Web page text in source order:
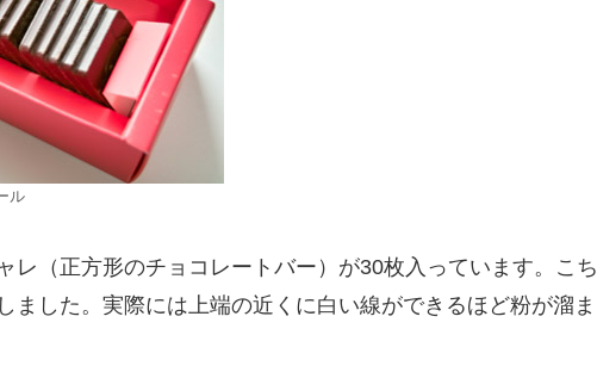
ル
レ（正方形のチョコレートバー）が30枚入っています。こち
ました。実際には上端の近くに白い線ができるほど粉が溜ま